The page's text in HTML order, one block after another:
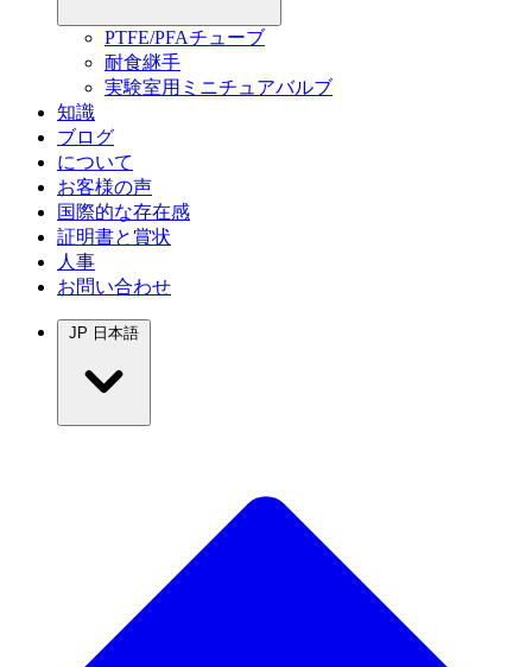
PTFE/PFAチューブ
耐食継手
実験室用ミニチュアバルブ
知識
ブログ
について
お客様の声
国際的な存在感
証明書と賞状
人事
お問い合わせ
JP 日本語